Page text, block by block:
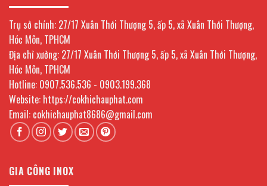
Trụ sở chính: 27/17 Xuân Thới Thượng 5, ấp 5, xã Xuân Thới Thượng,
Hóc Môn, TPHCM
Địa chỉ xưởng: 27/17 Xuân Thới Thượng 5, ấp 5, xã Xuân Thới Thượng,
Hóc Môn, TPHCM
Hotline: 0907.536.536 - 0903.199.368
Website: https://cokhichauphat.com
Email: cokhichauphat8686@gmail.com
GIA CÔNG INOX